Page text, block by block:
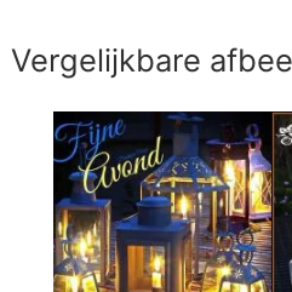
Vergelijkbare